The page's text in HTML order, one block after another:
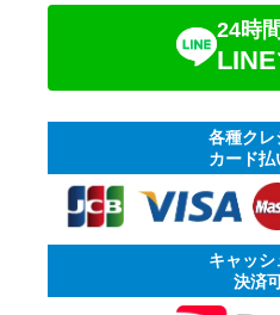
24時
各種クレ
カード払
キャッシ
決済